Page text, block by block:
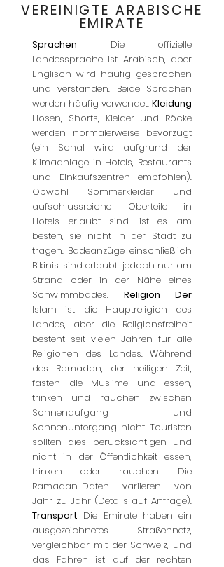
VEREINIGTE ARABISCHE
EMIRATE
Sprachen
Die offizielle
Landessprache ist Arabisch, aber
Englisch wird häufig gesprochen
und verstanden. Beide Sprachen
werden häufig verwendet. Kleidung
Hosen, Shorts, Kleider und Röcke
werden normalerweise bevorzugt
(ein Schal wird aufgrund der
Klimaanlage in Hotels, Restaurants
und Einkaufszentren empfohlen).
Obwohl Sommerkleider und
aufschlussreiche Oberteile in
Hotels erlaubt sind, ist es am
besten, sie nicht in der Stadt zu
tragen. Badeanzüge, einschließlich
Bikinis, sind erlaubt, jedoch nur am
Strand oder in der Nähe eines
Schwimmbades.
Religion Der
Islam ist die Hauptreligion des
Landes, aber die Religionsfreiheit
besteht seit vielen Jahren für alle
Religionen des Landes. Während
des Ramadan, der heiligen Zeit,
fasten die Muslime und essen,
trinken und rauchen zwischen
Sonnenaufgang und
Sonnenuntergang nicht. Touristen
sollten dies berücksichtigen und
nicht in der Öffentlichkeit essen,
trinken oder rauchen. Die
Ramadan-Daten variieren von
Jahr zu Jahr (Details auf Anfrage).
Transport Die Emirate haben ein
ausgezeichnetes Straßennetz,
vergleichbar mit der Schweiz, und
das Fahren ist auf der rechten